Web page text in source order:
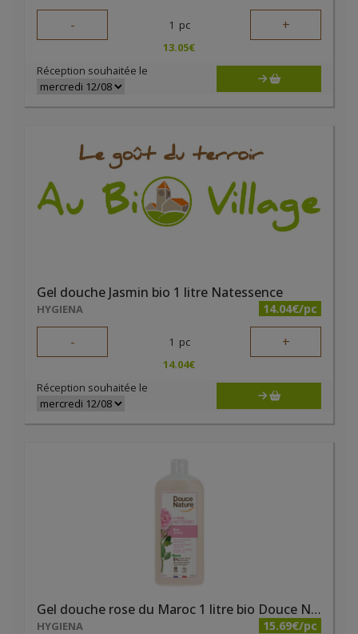
- 1 pc +
13.05€
Réception souhaitée le
Gel douche Jasmin bio 1 litre Natessence
HYGIENA 14.04€/pc
- 1 pc +
14.04€
Réception souhaitée le
Gel douche rose du Maroc 1 litre bio Douce Nature
HYGIENA 15.69€/pc